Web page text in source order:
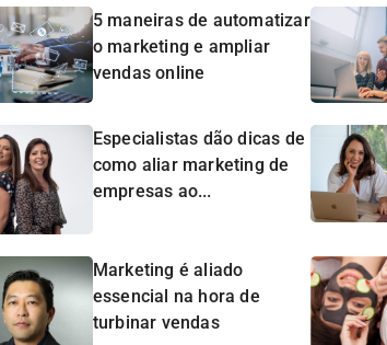
5 maneiras de automatizar
o marketing e ampliar
vendas online
Especialistas dão dicas de
como aliar marketing de
empresas ao...
Marketing é aliado
essencial na hora de
turbinar vendas